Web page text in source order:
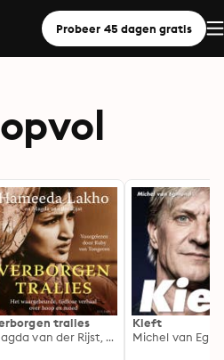
Probeer 45 dagen gratis
tralies
Magda van der Rijst, Hameeda Lakho
Kieft
Michel van